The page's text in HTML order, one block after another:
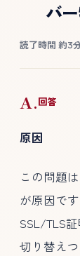
バ
読了時間 約3
A.回答
原因
この問題は
が原因です
SSL/TLS
切り替え